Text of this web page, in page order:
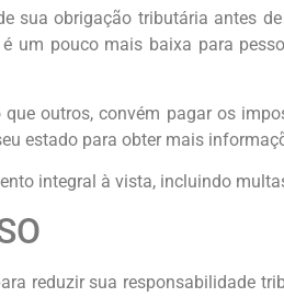
sua obrigação tributária antes
um pouco mais baixa para
outros, convém pagar os
estado para obter mais
integral à vista, incluindo
reduzir sua responsabilidade